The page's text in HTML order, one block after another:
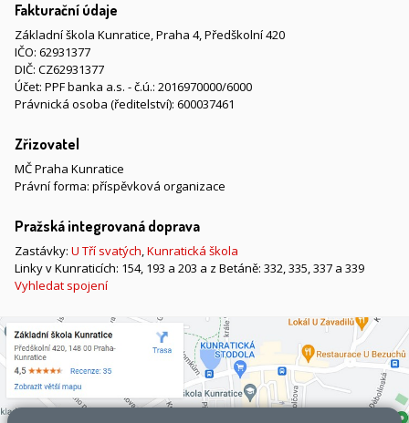
Fakturační údaje
Základní škola Kunratice, Praha 4, Předškolní 420
IČO: 62931377
DIČ: CZ62931377
Účet: PPF banka a.s. - č.ú.: 2016970000/6000
Právnická osoba (ředitelství): 600037461
Zřizovatel
MČ Praha Kunratice
Právní forma: příspěvková organizace
Pražská integrovaná doprava
Zastávky: U Tří svatých,Kunratická škola
Linky v Kunraticích: 154, 193 a 203 a z Betáně: 332, 335, 337 a 339
Vyhledat spojení